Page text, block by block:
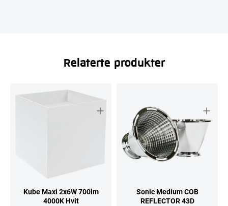
Relaterte produkter
Kube Maxi 2x6W 700lm
4000K Hvit
Sonic Medium COB
REFLECTOR 43D